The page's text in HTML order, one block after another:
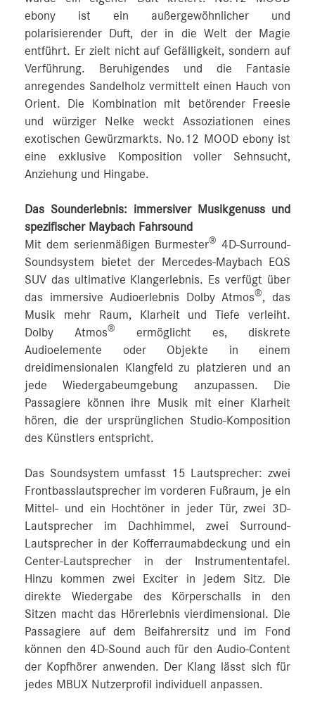
ebony ist ein außergewöhnlicher und
polarisierender Duft, der in die Welt der Magie
entführt. Er zielt nicht auf Gefälligkeit, sondern auf
Verführung. Beruhigendes und die Fantasie
anregendes Sandelholz vermittelt einen Hauch von
Orient. Die Kombination mit betörender Freesie
und würziger Nelke weckt Assoziationen eines
exotischen Gewürzmarkts. No.12 MOOD ebony ist
eine exklusive Komposition voller Sehnsucht,
Anziehung und Hingabe.
Das Sounderlebnis: immersiver Musikgenuss und
spezifischer Maybach Fahrsound
Mit dem serienmäßigen Burmester® 4D-Surround-
Soundsystem bietet der Mercedes-Maybach EQS
SUV das ultimative Klangerlebnis. Es verfügt über
das immersive Audioerlebnis Dolby Atmos®, das
Musik mehr Raum, Klarheit und Tiefe verleiht.
Dolby Atmos®
ermöglicht es, diskrete
Audioelemente oder Objekte in einem
dreidimensionalen Klangfeld zu platzieren und an
jede Wiedergabeumgebung anzupassen. Die
Passagiere können ihre Musik mit einer Klarheit
hören, die der ursprünglichen Studio-Komposition
des Künstlers entspricht.
Das Soundsystem umfasst 15 Lautsprecher: zwei
Frontbasslautsprecher im vorderen Fußraum, je ein
Mittel- und ein Hochtöner in jeder Tür, zwei 3D-
Lautsprecher im Dachhimmel, zwei Surround-
Lautsprecher in der Kofferraumabdeckung und ein
Center-Lautsprecher in der Instrumententafel.
Hinzu kommen zwei Exciter in jedem Sitz. Die
direkte Wiedergabe des Körperschalls in den
Sitzen macht das Hörerlebnis vierdimensional. Die
Passagiere auf dem Beifahrersitz und im Fond
können den 4D-Sound auch für den Audio-Content
der Kopfhörer anwenden. Der Klang lässt sich für
jedes MBUX Nutzerprofil individuell anpassen.